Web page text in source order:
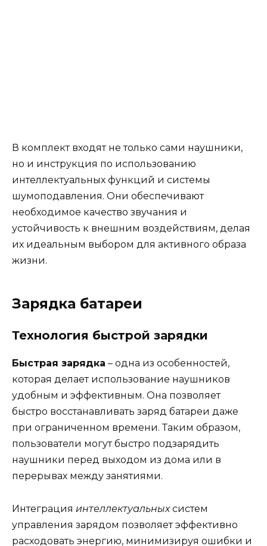
В комплект входят не только сами наушники,
но и инструкция по использованию
интеллектуальных функций и системы
шумоподавления. Они обеспечивают
необходимое качество звучания и
устойчивость к внешним воздействиям, делая
их идеальным выбором для активного образа
жизни.
Зарядка батареи
Технология быстрой зарядки
Быстрая зарядка – одна из особенностей,
которая делает использование наушников
удобным и эффективным. Она позволяет
быстро восстанавливать заряд батареи даже
при ограниченном времени. Таким образом,
пользователи могут быстро подзарядить
наушники перед выходом из дома или в
перерывах между занятиями.
Интеграция интеллектуальныхсистем
управления зарядом позволяет эффективно
расходовать энергию, минимизируя ошибки и